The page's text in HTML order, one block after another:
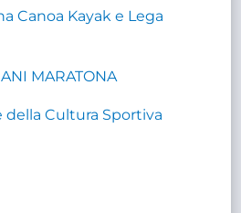
Canoa Kayak e Lega
MARATONA
della Cultura Sportiva